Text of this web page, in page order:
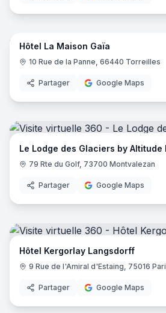
Hôtel La Maison Gaïa
10 Rue de la Panne, 66440 Torreilles
Partager Google Maps
Le Lodge des Glaciers by Altitude
79 Rte du Golf, 73700 Montvalezan
Partager Google Maps
Hôtel Kergorlay Langsdorff
9 Rue de l'Amiral d'Estaing, 75016
Partager Google Maps